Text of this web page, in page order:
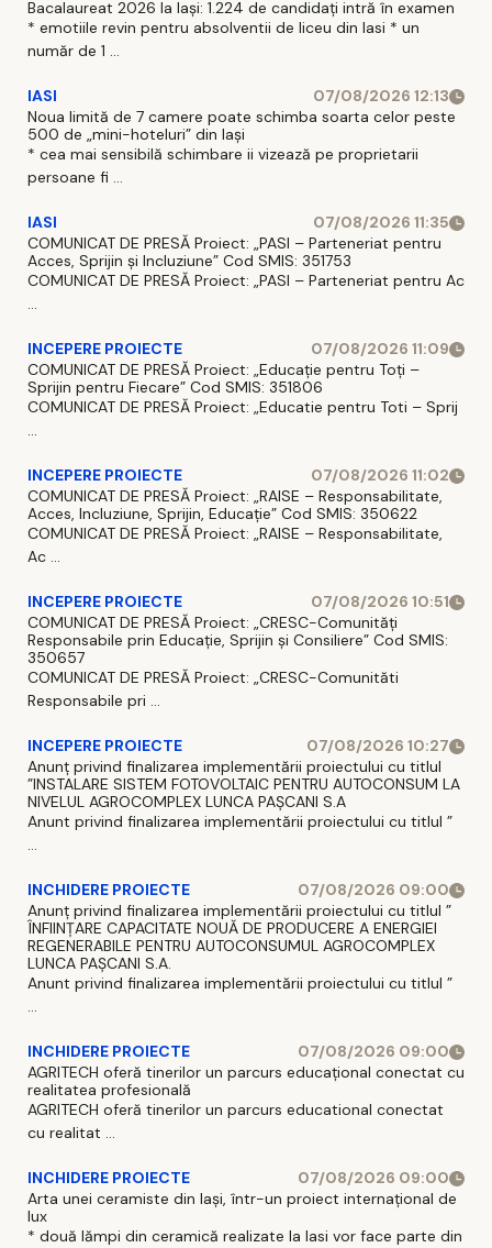
Bacalaureat 2026 la Iași: 1.224 de candidați intră în examen
* emotiile revin pentru absolventii de liceu din Iasi * un
număr de 1 ...
IASI
07/08/2026 12:13
Noua limită de 7 camere poate schimba soarta celor peste
500 de „mini-hoteluri” din Iași
* cea mai sensibilă schimbare ii vizează pe proprietarii
persoane fi ...
IASI
07/08/2026 11:35
COMUNICAT DE PRESĂ Proiect: „PASI – Parteneriat pentru
Acces, Sprijin și Incluziune” Cod SMIS: 351753
COMUNICAT DE PRESĂ Proiect: „PASI – Parteneriat pentru Ac
...
INCEPERE PROIECTE
07/08/2026 11:09
COMUNICAT DE PRESĂ Proiect: „Educație pentru Toți –
Sprijin pentru Fiecare” Cod SMIS: 351806
COMUNICAT DE PRESĂ Proiect: „Educatie pentru Toti – Sprij
...
INCEPERE PROIECTE
07/08/2026 11:02
COMUNICAT DE PRESĂ Proiect: „RAISE – Responsabilitate,
Acces, Incluziune, Sprijin, Educație” Cod SMIS: 350622
COMUNICAT DE PRESĂ Proiect: „RAISE – Responsabilitate,
Ac ...
INCEPERE PROIECTE
07/08/2026 10:51
COMUNICAT DE PRESĂ Proiect: „CRESC-Comunități
Responsabile prin Educație, Sprijin și Consiliere” Cod SMIS:
350657
COMUNICAT DE PRESĂ Proiect: „CRESC-Comunităti
Responsabile pri ...
INCEPERE PROIECTE
07/08/2026 10:27
Anunț privind finalizarea implementării proiectului cu titlul
”INSTALARE SISTEM FOTOVOLTAIC PENTRU AUTOCONSUM LA
NIVELUL AGROCOMPLEX LUNCA PAȘCANI S.A
Anunt privind finalizarea implementării proiectului cu titlul ”
...
INCHIDERE PROIECTE
07/08/2026 09:00
Anunț privind finalizarea implementării proiectului cu titlul ”
ÎNFIINȚARE CAPACITATE NOUĂ DE PRODUCERE A ENERGIEI
REGENERABILE PENTRU AUTOCONSUMUL AGROCOMPLEX
LUNCA PAȘCANI S.A.
Anunt privind finalizarea implementării proiectului cu titlul ”
...
INCHIDERE PROIECTE
07/08/2026 09:00
AGRITECH oferă tinerilor un parcurs educațional conectat cu
realitatea profesională
AGRITECH oferă tinerilor un parcurs educational conectat
cu realitat ...
INCHIDERE PROIECTE
07/08/2026 09:00
Arta unei ceramiste din Iași, într-un proiect internațional de
lux
* două lămpi din ceramică realizate la Iasi vor face parte din